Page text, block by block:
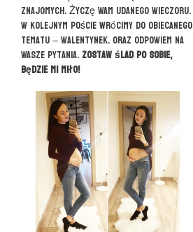
znajomych. Życzę Wam udanego wieczoru.
W kolejnym poście wrócimy do obiecanego
tematu – walentynek. Oraz odpowiem na
Wasze pytania. Zostaw ślad po sobie,
będzie mi miło!